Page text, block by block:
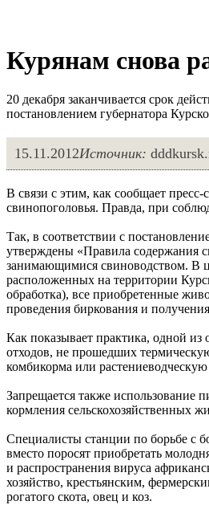
Курянам снова
20 декабря заканчивается срок
постановлением губернатора
15.11.2012Источник:
В связи с этим, как сообщает
свинопоголовья. Правда, при
Так, в соответствии с
утверждены «Правила содержания
занимающимися свиноводством. В
расположенных на территории
обработка), все приобретенные
проведения биркования и
Как показывает практика, одной
отходов, не прошедших
комбикорма или
Запрещается также использование
кормления сельскохозяйственных
Специалисты станции по борьбе с
вместо поросят приобретать
и распространения вируса
хозяйство, крестьянским,
рогатого скота, овец и коз.